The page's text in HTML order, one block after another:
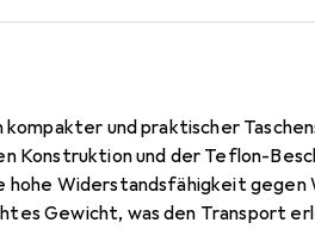
kompakter und praktischer
Konstruktion und der Teflon-
hohe Widerstandsfähigkeit
Gewicht, was den Transport